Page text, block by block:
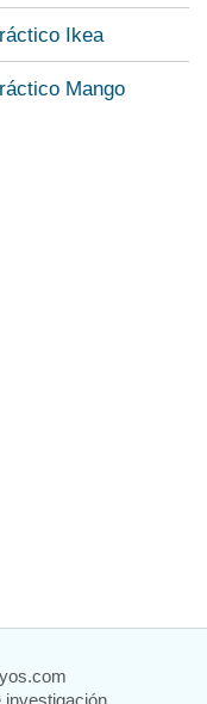
Ikea
Mango
investigación